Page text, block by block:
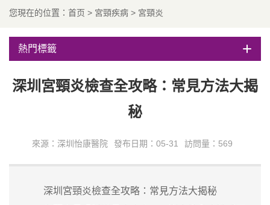
您現在的位置： 首页 > 宮頸疾病 > 宮頸炎
熱門標籤
深圳宮頸炎檢查全攻略：常見方法大揭
秘
來源：深圳怡康醫院 發布日期：05-31 訪問量：569
深圳宮頸炎檢查全攻略：常見方法大揭秘